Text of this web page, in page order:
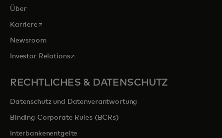
Über
Karrierewird in einer neuen Registerkarte geöffnet
Newsroom
Investor Relationswird in einer neuen Registerkarte geöffnet
RECHTLICHES & DATENSCHUTZ
Datenschutz und Datenverantwortung
Binding Corporate Rules (BCRs)
Interbankenentgelte